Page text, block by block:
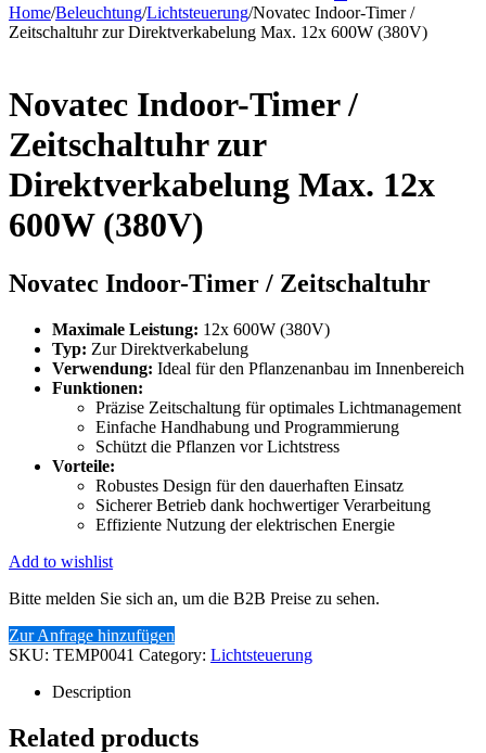
Home/Beleuchtung/Lichtsteuerung/Novatec Indoor-Timer /
Zeitschaltuhr zur Direktverkabelung Max. 12x 600W (380V)
Novatec Indoor-Timer /
Zeitschaltuhr zur
Direktverkabelung Max. 12x
600W (380V)
Novatec Indoor-Timer / Zeitschaltuhr
Maximale Leistung: 12x 600W (380V)
Typ: Zur Direktverkabelung
Verwendung: Ideal für den Pflanzenanbau im Innenbereich
Funktionen:
Präzise Zeitschaltung für optimales Lichtmanagement
Einfache Handhabung und Programmierung
Schützt die Pflanzen vor Lichtstress
Vorteile:
Robustes Design für den dauerhaften Einsatz
Sicherer Betrieb dank hochwertiger Verarbeitung
Effiziente Nutzung der elektrischen Energie
Add to wishlist
Bitte melden Sie sich an, um die B2B Preise zu sehen.
Zur Anfrage hinzufügen
SKU: TEMP0041 Category: Lichtsteuerung
Description
Related products